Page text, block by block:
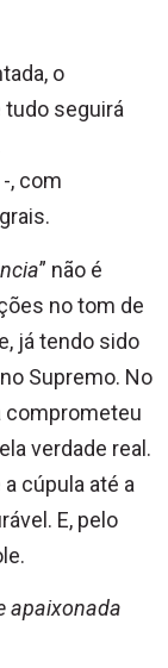
o
tudo seguirá
, com
” não é
no tom de
já tendo sido
Supremo. No
comprometeu
verdade real.
cúpula até a
E, pelo
apaixonada